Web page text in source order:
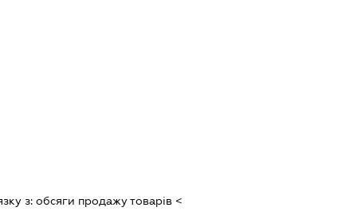
з: обсяги продажу товарiв <